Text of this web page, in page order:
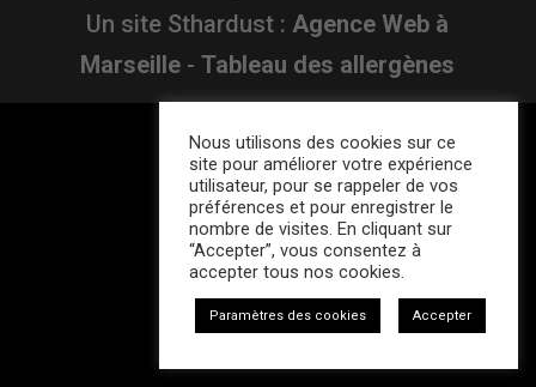
Un site Sthardust :Agence Web à
Marseille -Tableau des allergènes
Nous utilisons des cookies sur ce
site pour améliorer votre expérience
utilisateur, pour se rappeler de vos
préférences et pour enregistrer le
nombre de visites. En cliquant sur
“Accepter”, vous consentez à
accepter tous nos cookies.
Paramètres des cookies Accepter